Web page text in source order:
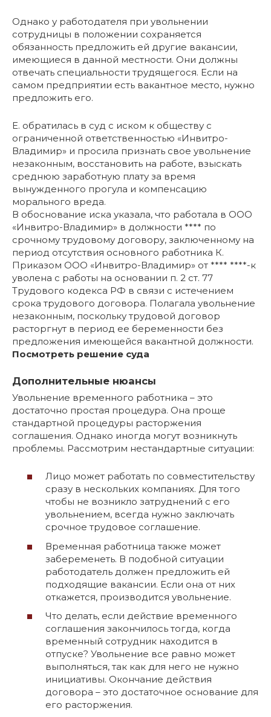
Однако у работодателя при увольнении
сотрудницы в положении сохраняется
обязанность предложить ей другие вакансии,
имеющиеся в данной местности. Они должны
отвечать специальности трудящегося. Если на
самом предприятии есть вакантное место, нужно
предложить его.
Е. обратилась в суд с иском к обществу с
ограниченной ответственностью «Инвитро-
Владимир» и просила признать свое увольнение
незаконным, восстановить на работе, взыскать
среднюю заработную плату за время
вынужденного прогула и компенсацию
морального вреда.
В обоснование иска указала, что работала в ООО
«Инвитро-Владимир» в должности **** по
срочному трудовому договору, заключенному на
период отсутствия основного работника К.
Приказом ООО «Инвитро-Владимир» от **** ****-к
уволена с работы на основании п. 2 ст. 77
Трудового кодекса РФ в связи с истечением
срока трудового договора. Полагала увольнение
незаконным, поскольку трудовой договор
расторгнут в период ее беременности без
предложения имеющейся вакантной должности.
Посмотреть решение суда
Дополнительные нюансы
Увольнение временного работника – это
достаточно простая процедура. Она проще
стандартной процедуры расторжения
соглашения. Однако иногда могут возникнуть
проблемы. Рассмотрим нестандартные ситуации:
Лицо может работать по совместительству
сразу в нескольких компаниях. Для того
чтобы не возникло затруднений с его
увольнением, всегда нужно заключать
срочное трудовое соглашение.
Временная работница также может
забеременеть. В подобной ситуации
работодатель должен предложить ей
подходящие вакансии. Если она от них
откажется, производится увольнение.
Что делать, если действие временного
соглашения закончилось тогда, когда
временный сотрудник находится в
отпуске? Увольнение все равно может
выполняться, так как для него не нужно
инициативы. Окончание действия
договора – это достаточное основание для
его расторжения.